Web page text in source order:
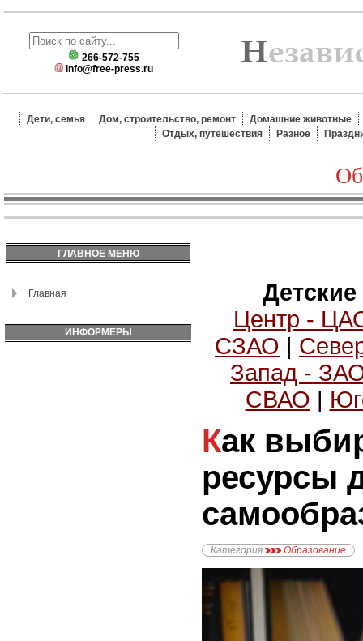
266-572-755
info@free-press.ru
Дети, семья Дом, строительство, ремонт
Домашние животные
Отдых, путешествия
Разное
ГЛАВНОЕ МЕНЮ
Главная
ИНФОРМЕРЫ
Центр -
СЗАО |
Запад -
СВАО |
Как выбирать книги и
ресурсы
Категория Образование